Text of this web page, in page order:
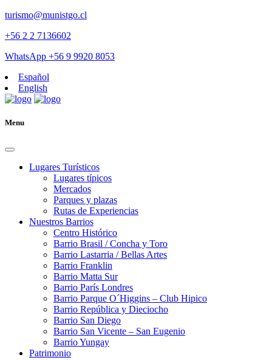
turismo@munistgo.cl
+56 2 2 7136602
WhatsApp +56 9 9920 8053
Español
English
Menu
Lugares Turísticos
Lugares tí­picos
Mercados
Parques y plazas
Rutas de Experiencias
Nuestros Barrios
Centro Histórico
Barrio Brasil / Concha y Toro
Barrio Lastarria / Bellas Artes
Barrio Franklin
Barrio Matta Sur
Barrio Parí­s Londres
Barrio Parque O´Higgins – Club Hipico
Barrio República y Dieciocho
Barrio San Diego
Barrio San Vicente – San Eugenio
Barrio Yungay
Patrimonio